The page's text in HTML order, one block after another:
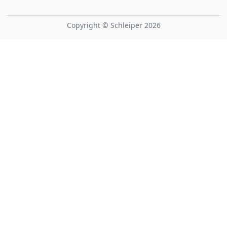
Copyright © Schleiper 2026